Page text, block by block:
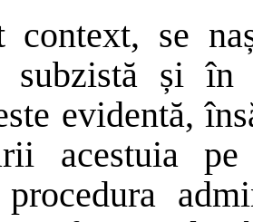
context, se
subzistă și în
evidentă,
acestuia